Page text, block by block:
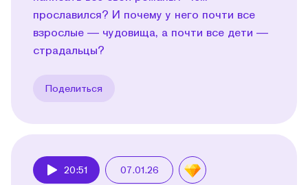
прославился? И почему у него почти все
взрослые — чудовища, а почти все дети —
страдальцы?
Поделиться
20:51 07.01.26